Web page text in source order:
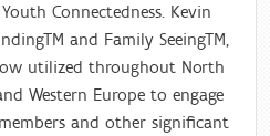
Connectedness. Kevin
and Family SeeingTM,
utilized throughout North
Western Europe to engage
and other significant